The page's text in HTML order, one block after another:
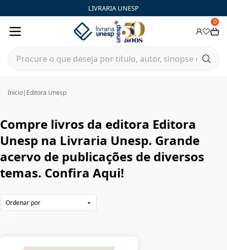
LIVRARIA UNESP
0
Início| Editora Unesp
Compre livros da editora Editora
Unesp na Livraria Unesp. Grande
acervo de publicações de diversos
temas. Confira Aqui!
Editora Unesp|Livraria Unesp | FastStore PLP